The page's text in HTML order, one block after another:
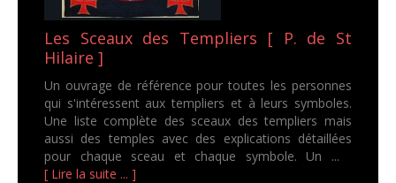
Les Sceaux des Templiers [ P. de St
Hilaire ]
Un ouvrage de référence pour toutes les personnes
qui s'intéressent aux templiers et à leurs symboles.
Une liste complète des sceaux des templiers mais
aussi des temples avec des explications détaillées
pour chaque sceau et chaque symbole. Un ...
[ Lire la suite ... ]